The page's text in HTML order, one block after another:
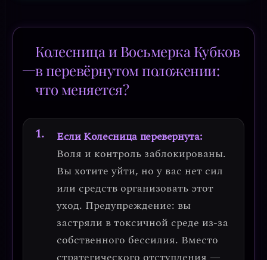
Колесница и Восьмерка Кубков
в перевёрнутом положении:
что меняется?
Если Колесница перевернута:
Воля и контроль заблокированы.
Вы хотите уйти, но у вас нет сил
или средств организовать этот
уход. Предупреждение: вы
застряли в токсичной среде из-за
собственного бессилия. Вместо